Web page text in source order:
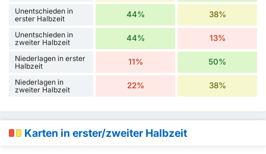
Unentschieden in
erster Halbzeit
44% 38%
Unentschieden in
zweiter Halbzeit
44% 13%
Niederlagen in erster
Halbzeit
11% 50%
Niederlagen in
zweiter Halbzeit
22% 38%
Karten in erster/zweiter Halbzeit